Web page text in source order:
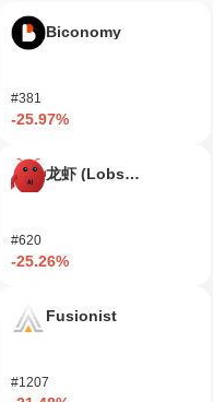
Biconomy
#381
-25.97%
龙虾 (Lobster)
#620
-25.26%
Fusionist
#1207